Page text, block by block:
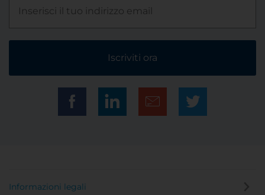
Iscriviti ora
Informazioni legali